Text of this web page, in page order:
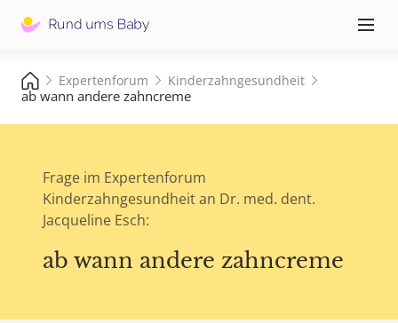
≡
Expertenforum Kinderzahngesundheit
ab wann andere zahncreme
Frage im Expertenforum
Kinderzahngesundheit an Dr. med. dent.
Jacqueline Esch:
ab wann andere zahncreme